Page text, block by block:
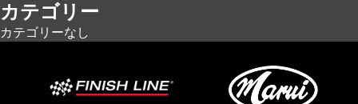
カテゴリー
カテゴリーなし